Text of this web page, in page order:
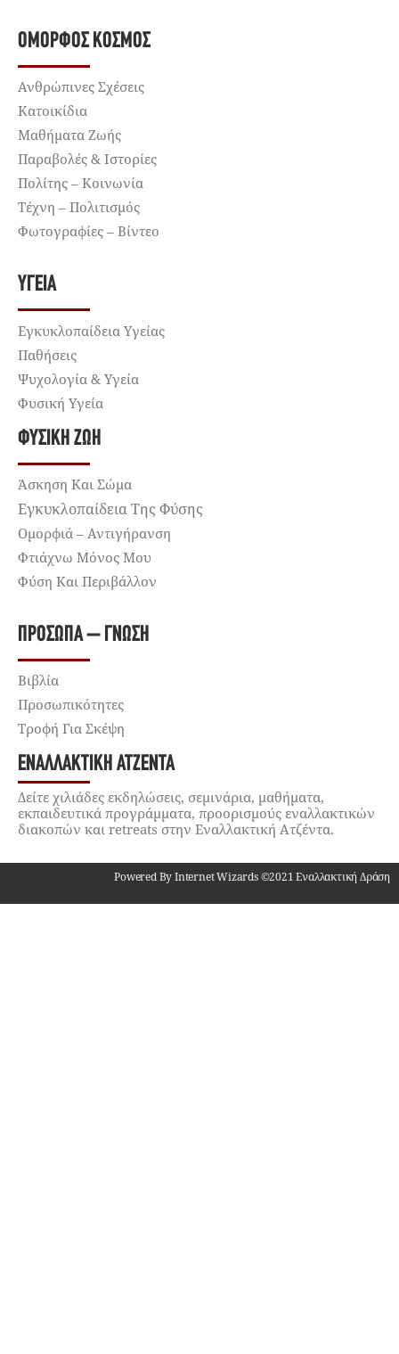
ΌΜΟΡΦΟΣ ΚΌΣΜΟΣ
Ανθρώπινες Σχέσεις
Κατοικίδια
Μαθήματα Ζωής
Παραβολές & Ιστορίες
Πολίτης – Κοινωνία
Τέχνη – Πολιτισμός
Φωτογραφίες – Βίντεο
ΥΓΕΊΑ
Εγκυκλοπαίδεια Υγείας
Παθήσεις
Ψυχολογία & Υγεία
Φυσική Υγεία
ΦΥΣΙΚΉ ΖΩΉ
Άσκηση Και Σώμα
Εγκυκλοπαίδεια Της Φύσης
Ομορφιά – Αντιγήρανση
Φτιάχνω Μόνος Μου
Φύση Και Περιβάλλον
ΠΡΌΣΩΠΑ – ΓΝΏΣΗ
Βιβλία
Προσωπικότητες
Τροφή Για Σκέψη
ΕΝΑΛΛΑΚΤΙΚΉ ΑΤΖΈΝΤΑ
Δείτε χιλιάδες εκδηλώσεις, σεμινάρια, μαθήματα,
εκπαιδευτικά προγράμματα, προορισμούς εναλλακτικών
διακοπών και retreats στην Εναλλακτική Ατζέντα.
Powered By Internet Wizards ©2021 Εναλλακτική Δράση